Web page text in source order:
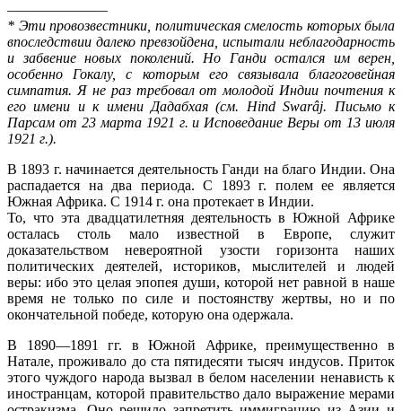
———————
* Эти провозвестники, политическая смелость которых была
впослед­ствии далеко превзойдена, испытали неблагодарность
и забвение новых поколений. Но Ганди остался им верен,
особенно Гокалу, с которым его связывала благоговейная
симпатия. Я не раз требовал от молодой Индии почтения к
его имени и к имени Дадабхая (см. Hind Swarâj. Письмо к
Парсам от 23 марта 1921 г. и Исповедание Веры от 13 июля
1921 г.).
В 1893 г. начинается деятельность Ганди на благо Индии. Она
распадается на два периода. С 1893 г. полем ее является
Южная Африка. С 1914 г. она протекает в Индии.
То, что эта двадцатилетняя деятельность в Южной Африке
осталась столь мало известной в Европе, служит
доказательством невероятной узости горизонта наших
политических деятелей, историков, мыслителей и людей
веры: ибо это целая эпопея души, которой нет равной в наше
время не только по силе и постоянству жертвы, но и по
окончательной победе, которую она одержала.
В 1890—1891 гг. в Южной Африке, преимущественно в
Натале, проживало до ста пятидесяти тысяч индусов. Приток
этого чуждого народа вызвал в белом населении ненависть к
иностранцам, которой правительство дало выражение мерами